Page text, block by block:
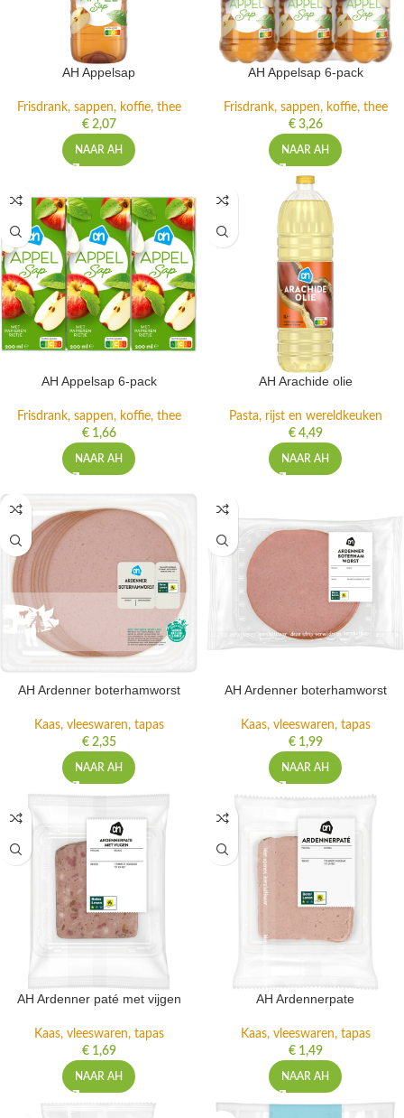
AH Appelsap
Frisdrank, sappen, koffie, thee
€2,07
NAAR AH
AH Appelsap 6-pack
Frisdrank, sappen, koffie, thee
€3,26
NAAR AH
AH Appelsap 6-pack
Frisdrank, sappen, koffie, thee
€1,66
NAAR AH
AH Arachide olie
Pasta, rijst en wereldkeuken
€4,49
NAAR AH
AH Ardenner boterhamworst
Kaas, vleeswaren, tapas
€2,35
NAAR AH
AH Ardenner boterhamworst
Kaas, vleeswaren, tapas
€1,99
NAAR AH
AH Ardenner paté met vijgen
Kaas, vleeswaren, tapas
€1,69
NAAR AH
AH Ardennerpate
Kaas, vleeswaren, tapas
€1,49
NAAR AH